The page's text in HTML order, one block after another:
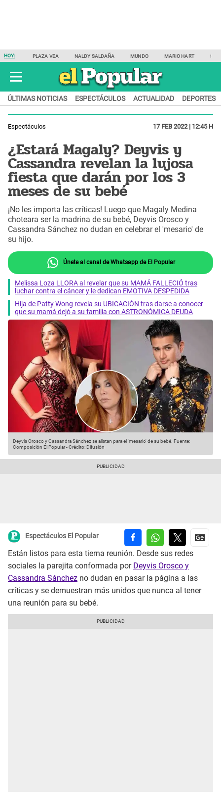
HOY: PLAZA VEA NALDY SALDAÑA MUNDO MARIO HART
ÚLTIMAS NOTICIAS ESPECTÁCULOS ACTUALIDAD DEPORTES
Espectáculos 17 FEB 2022 | 12:45 H
¿Estará Magaly? Deyvis y
Cassandra revelan la lujosa
fiesta que darán por los 3
meses de su bebé
¡No les importa las críticas! Luego que Magaly Medina
choteara ser la madrina de su bebé, Deyvis Orosco y
Cassandra Sánchez no dudan en celebrar el 'mesario' de
su hijo.
Únete al canal de Whatsapp de El Popular
Melissa Loza LLORA al revelar que su MAMÁ FALLECIÓ tras
luchar contra el cáncer y le dedican EMOTIVA DESPEDIDA
Hija de Patty Wong revela su UBICACIÓN tras darse a conocer
que su mamá dejó a su familia con ASTRONÓMICA DEUDA
Deyvis Orosco y Cassandra Sánchez se alistan para el 'mesario' de su bebé. Fuente:
Composición El Popular-Crédito: Difusión
Espectáculos El Popular
Están listos para esta tierna reunión. Desde sus redes
sociales la parejita conformada por Deyvis Orosco y
Cassandra Sánchez no dudan en pasar la página a las
críticas y se demuestran más unidos que nunca al tener
una reunión para su bebé.